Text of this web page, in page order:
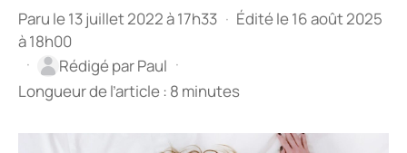
Paru le 13 juillet 2022 à 17h33 · Édité le 16 août 2025
à 18h00
·
Rédigé parPaul ·
Longueur de l’article : 8 minutes